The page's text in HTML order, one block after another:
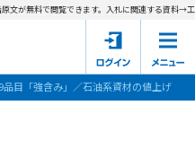
が無料で閲覧できます。入札に関連する資料→工
目「強含み」／石油系資材の値上げ